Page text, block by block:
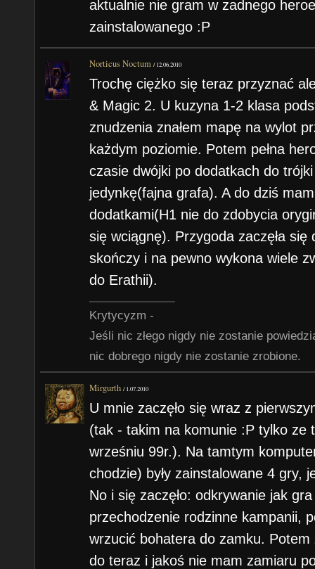
aktualnie nie gram w zadnego
zainstalowanego :P
Norticus Noctum /12.06.2010
Trochę ciężko się teraz przyznać
& Magic 2. U kuzyna 1-2 klasa
znudzenia znałem mapę na wylot
każdym poziomie. Potem pełna
czasie dwójki po dodatkach do
jedynkę(fajna grafa). A do dziś
dodatkami(H1 nie do zdobycia
się wciągnę). Przygoda zaczęła
skończy i na pewno wykona wiele
do Erathii).
Krytycyzm -
Jeśli nic złego nigdy nie zostanie
nic dobrego nigdy nie zostanie zrobione.
Mirgurth /1.07.2010
U mnie zaczęło się wraz z
(tak - takim na komunie :P tylko ze
wrześniu 99r.). Na tamtym
chodzie) były zainstalowane 4 gry,
No i się zaczęło: odkrywanie jak
przechodzenie rodzinne kampanii,
wrzucić bohatera do zamku.
do teraz i jakoś nie mam zamiaru